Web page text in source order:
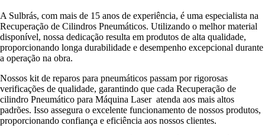
A Sulbrás, com mais de 15 anos de experiência, é uma especialista na
Recuperação de Cilindros Pneumáticos. Utilizando o melhor material
disponível, nossa dedicação resulta em produtos de alta qualidade,
proporcionando longa durabilidade e desempenho excepcional durante
a operação na obra.
Nossos kit de reparos para pneumáticos passam por rigorosas
verificações de qualidade, garantindo que cada Recuperação de
cilindro Pneumático para Máquina Laser atenda aos mais altos
padrões. Isso assegura o excelente funcionamento de nossos produtos,
proporcionando confiança e eficiência aos nossos clientes.